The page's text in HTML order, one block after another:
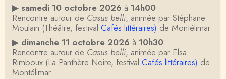
▶ samedi 10 octobre 2026 à 14h00
Rencontre autour de Casus belli, animée par Stéphane
Moulain (Théâtre, festival Cafés littéraires) de Montélimar
▶ dimanche 11 octobre 2026 à 10h30
Rencontre autour de Casus belli, animée par Elsa
Rimboux (La Panthère Noire, festival Cafés littéraires) de
Montélimar